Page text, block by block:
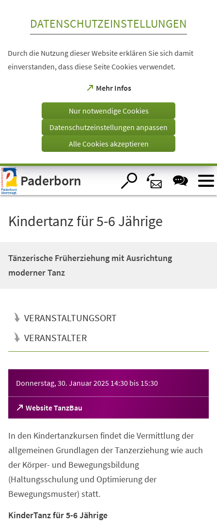
Visuelle
Assistenzsoftware
öffnen.
DATENSCHUTZEINSTELLUNGEN
Durch die Nutzung dieser Website erklären Sie sich damit
einverstanden, dass diese Seite Cookies verwendet.
Mehr Infos
(Öffnet
einem
Tab)
Nur notwendige Cookies
Datenschutzeinstellungen anpassen
Alle Cookies akzeptieren
Paderborn
Kindertanz für 5-6 Jährige
Tänzerische Früherziehung mit Ausrichtung
moderner Tanz
VERANSTALTUNGSORT
VERANSTALTER
Donnerstag, 30. Januar 2025 14:30 bis 15:30
Website TanzBau
(Öffnet
in
neuen
Tab)
In den Kindertanzkursen findet die Vermittlung der
allgemeinen Grundlagen der Tanzerziehung wie auch
der Körper- und Bewegungsbildung
(Haltungsschulung und Optimierung der
Bewegungsmuster) statt.
KinderTanz für 5-6 Jährige